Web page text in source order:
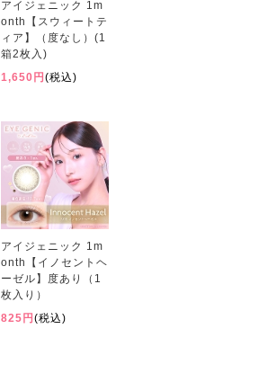
アイジェニック 1m
onth【スウィートテ
ィア】（度なし）(1
箱2枚入)
1,650円 (税込)
アイジェニック 1m
onth【イノセントヘ
ーゼル】度あり（1
枚入り）
825円 (税込)